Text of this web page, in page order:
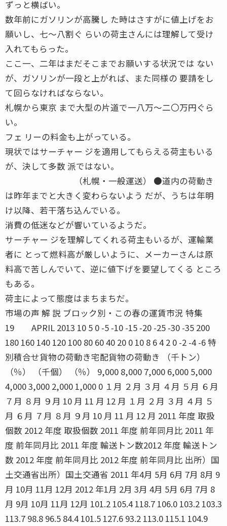
ずっと横ばい。
数年前にガソリンが高騰し た時はさすがに値上げをお
願いし、七〜八割ぐ らいの荷主さんには理解して受け
入れてもらった。
ここ一、二年はまだそこまでお願いする状況では ない
が、ガソリンが一段と上がれば、また同様の 要請をし
て回らなければならない。
札幌から東京 まで大型の片道で一八万〜二〇万円ぐら
い。
フェ リーの料金も上がっている。
現状ではサーチャー ジを適用してもらえる荷主もいる
が、決して多数 派ではない。
（札幌・一般運送） ●道内の荷動き
は昨年までと大きく変わらないよう だが、うちは年明
け以降、若干落ち込んでいる。
消費の低迷などが響いているようだ。
サーチャー ジを理解してくれる荷主もいるが、運輸業
者に とって燃料高が厳しいように、メーカーさんは原
料高で苦しんでいて、逆に値下げを要望してくる ところ
もある。
荷主によって態度はまちまちだ。
市場の声 解 説 ブロック別・この春の運賃市況 特集
19 APRIL 2013 10 5 0 -5 -10 -15 -20 -25 -30 -35 200
180 160 140 120 100 80 60 40 20 0 10 8 6 4 2 0 -2 -4 -6 特
別積合せ貨物の荷動き宅配貨物の荷動き （千トン）
（％） （千個） （％） 9,000 8,000 7,000 6,000 5,000
4,000 3,000 2,000 1,000 0 １月 ２月 ３月 ４月 ５月 ６月
７月 ８月 ９月 10 月 11 月 12 月 １月 ２月 ３月 ４月 ５
月 ６月 ７月 ８月 ９月 10 月 11 月 12 月 2011 年度 取扱
個数 2012 年度 取扱個数 2011 年度 前年同月比 2011 年
度 前年同月比 2011 年度 輸送トン数2012 年度 輸送トン
数 2012 年度 前年同月比 2012 年度 前年同月比 出所）国
土交通省出所）国土交通省 2011 年4月 5月 6月 7月 8月 9
月 10月 11月 12月 2012 年1月 2月 3月 4月 5月 6月 7月 8
月 9月 10月 11月 12月 101.2 105.4 118.7 106.0 103.2 103.3
113.7 98.8 96.5 84.4 101.5 127.6 93.2 113.0 115.1 104.9